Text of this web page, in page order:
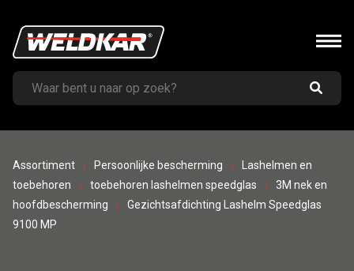
Assortiment Persoonlijke bescherming
Lashelmen en
toebehoren
toebehoren lashelmen speedglas
3M nek en
hoofdbescherming
Gezichtsafdichting Lashelm Speedglas
9100 MP